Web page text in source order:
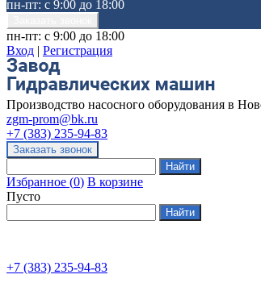
пн-пт: с 9:00 до 18:00
пн-пт: с 9:00 до 18:00
Вход | Регистрация
Производство насосного оборудования в
zgm-prom@bk.ru
+7 (383) 235-94-83
Избранное (0) В корзине
Пусто
+7 (383) 235-94-83